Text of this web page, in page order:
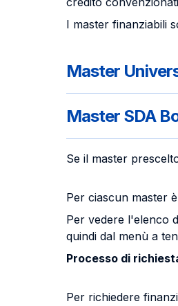
I master finanziabili
Master
Master SDA
Se il master
Per ciascun master
Per vedere l'elenco
quindi dal menù a
Processo di
Per richiedere